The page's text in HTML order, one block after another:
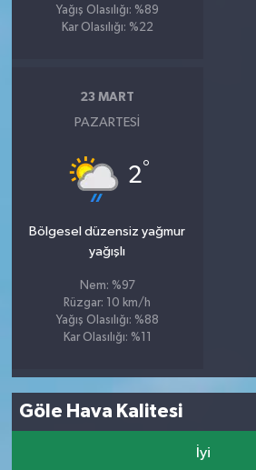
Yağış Olasılığı: %89
Kar Olasılığı: %22
23 MART
PAZARTESI
2°
Bölgesel düzensiz yağmur
yağışlı
Nem: %97
Rüzgar: 10 km/h
Yağış Olasılığı: %88
Kar Olasılığı: %11
Göle Hava Kalitesi
İyi